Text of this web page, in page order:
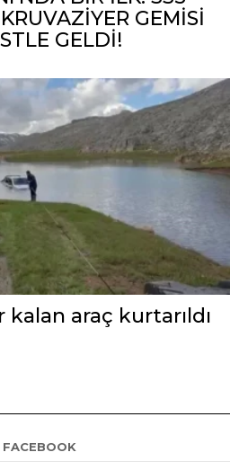
GEMİSİ
GELDİ!
araç kurtarıldı
FACEBOOK